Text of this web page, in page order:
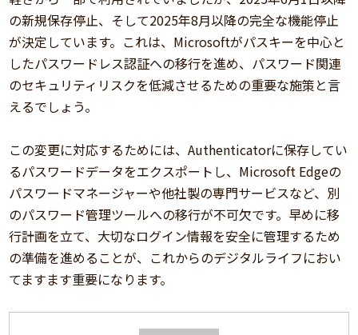
の新規保存停止、そして2025年8月以降の完全な機能停止
が決定しています。これは、Microsoftがパスキーを中心と
したパスワードレス認証への移行を進め、パスワード関連
のセキュリティリスクを低減させるための重要な施策と言
えるでしょう。
この変更に対応するためには、Authenticatorに保存してい
るパスワードデータをエクスポートし、Microsoft Edgeの
パスワードマネージャーや他社製の専門サービスなど、別
のパスワード管理ツールへの移行が不可欠です。早めに移
行計画を立て、大切なログイン情報を安全に管理するため
の準備を進めることが、これからのデジタルライフにおい
てますます重要になります。